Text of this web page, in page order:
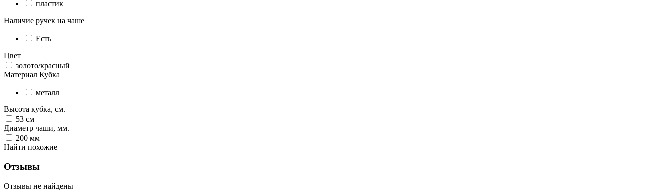
пластик
Наличие ручек на чаше
Есть
Цвет
золото/красный
Материал Кубка
металл
Высота кубка, см.
53 см
Диаметр чаши, мм.
200 мм
Найти похожие
Отзывы
Отзывы не найдены